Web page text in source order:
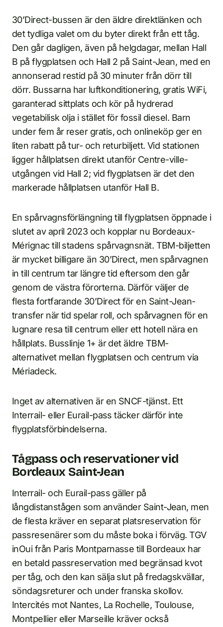
30’Direct-bussen är den äldre direktlänken och
det tydliga valet om du byter direkt från ett tåg.
Den går dagligen, även på helgdagar, mellan Hall
B på flygplatsen och Hall 2 på Saint-Jean, med en
annonserad restid på 30 minuter från dörr till
dörr. Bussarna har luftkonditionering, gratis WiFi,
garanterad sittplats och kör på hydrerad
vegetabilisk olja i stället för fossil diesel. Barn
under fem år reser gratis, och onlineköp ger en
liten rabatt på tur- och returbiljett. Vid stationen
ligger hållplatsen direkt utanför Centre-ville-
utgången vid Hall 2; vid flygplatsen är det den
markerade hållplatsen utanför Hall B.
En spårvagnsförlängning till flygplatsen öppnade i
slutet av april 2023 och kopplar nu Bordeaux-
Mérignac till stadens spårvagnsnät. TBM-biljetten
är mycket billigare än 30’Direct, men spårvagnen
in till centrum tar längre tid eftersom den går
genom de västra förorterna. Därför väljer de
flesta fortfarande 30’Direct för en Saint-Jean-
transfer när tid spelar roll, och spårvagnen för en
lugnare resa till centrum eller ett hotell nära en
hållplats. Busslinje 1+ är det äldre TBM-
alternativet mellan flygplatsen och centrum via
Mériadeck.
Inget av alternativen är en SNCF-tjänst. Ett
Interrail- eller Eurail-pass täcker därför inte
flygplatsförbindelserna.
Tågpass och reservationer vid
Bordeaux Saint-Jean
Interrail- och Eurail-pass gäller på
långdistanstågen som använder Saint-Jean, men
de flesta kräver en separat platsreservation för
passresenärer som du måste boka i förväg. TGV
inOui från Paris Montparnasse till Bordeaux har
en betald passreservation med begränsad kvot
per tåg, och den kan sälja slut på fredagskvällar,
söndagsreturer och under franska skollov.
Intercités mot Nantes, La Rochelle, Toulouse,
Montpellier eller Marseille kräver också